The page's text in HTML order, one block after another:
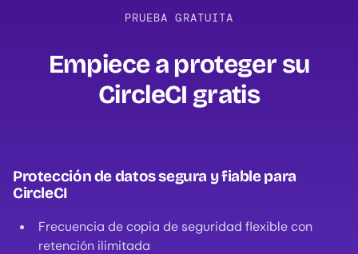
PRUEBA GRATUITA
Empiece a proteger su
CircleCI gratis‍
Protección de datos segura y fiable para
CircleCI
Frecuencia de copia de seguridad flexible con
retención ilimitada